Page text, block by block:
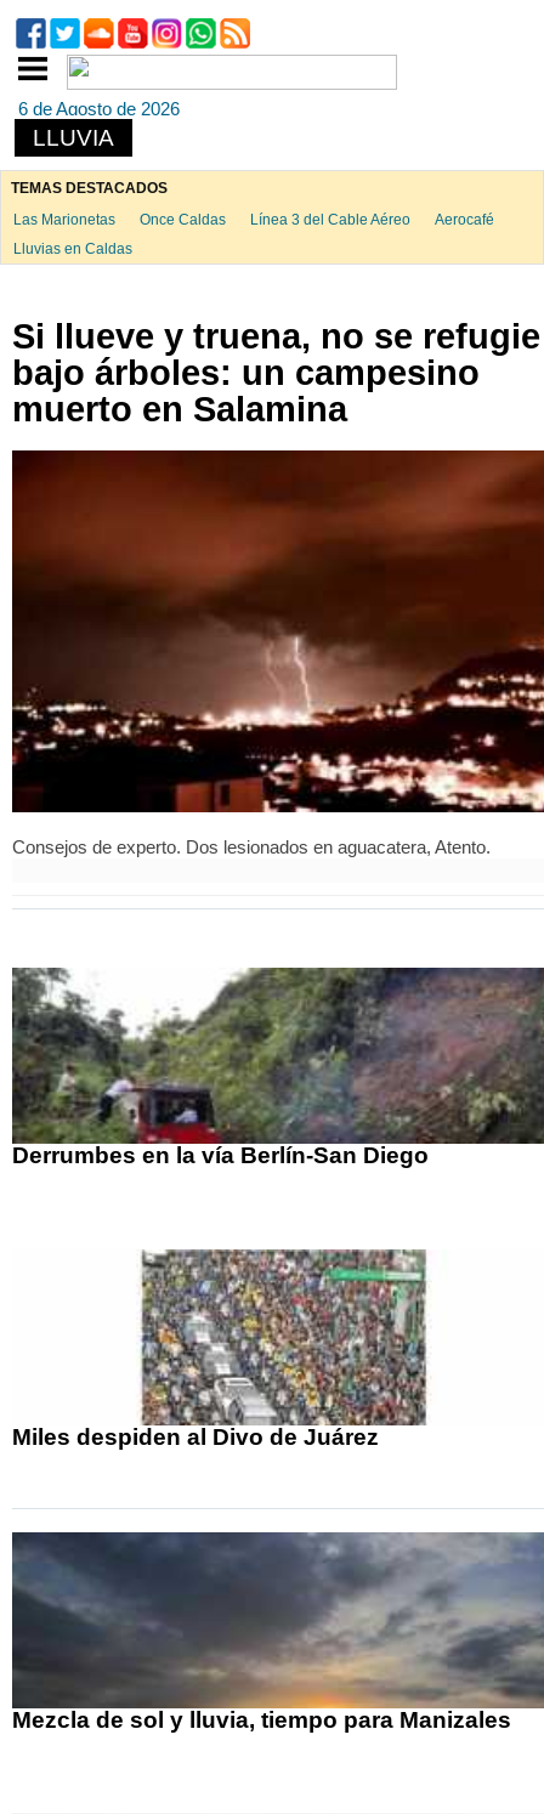
6 de Agosto de 2026
LLUVIA
TEMAS DESTACADOS
Las Marionetas
Once Caldas Línea 3 del Cable Aéreo
Aerocafé
Lluvias en Caldas
Si llueve y truena, no se refugie
bajo árboles: un campesino
muerto en Salamina
Consejos de experto. Dos lesionados en aguacatera, Atento.
Derrumbes en la vía Berlín-San Diego
Miles despiden al Divo de Juárez
Mezcla de sol y lluvia, tiempo para Manizales